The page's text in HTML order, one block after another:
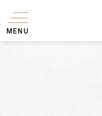
MENU